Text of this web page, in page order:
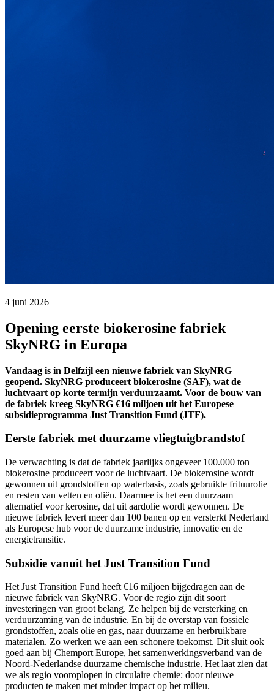
4 juni 2026
Opening eerste biokerosine fabriek
SkyNRG in Europa
Vandaag is in Delfzijl een nieuwe fabriek van SkyNRG
geopend. SkyNRG produceert biokerosine (SAF), wat de
luchtvaart op korte termijn verduurzaamt. Voor de bouw van
de fabriek kreeg SkyNRG €16 miljoen uit het Europese
subsidieprogramma Just Transition Fund (JTF).
Eerste fabriek met duurzame vliegtuigbrandstof
De verwachting is dat de fabriek jaarlijks ongeveer 100.000 ton
biokerosine produceert voor de luchtvaart. De biokerosine wordt
gewonnen uit grondstoffen op waterbasis, zoals gebruikte frituurolie
en resten van vetten en oliën. Daarmee is het een duurzaam
alternatief voor kerosine, dat uit aardolie wordt gewonnen. De
nieuwe fabriek levert meer dan 100 banen op en versterkt Nederland
als Europese hub voor de duurzame industrie, innovatie en de
energietransitie.
Subsidie vanuit het Just Transition Fund
Het Just Transition Fund heeft €16 miljoen bijgedragen aan de
nieuwe fabriek van SkyNRG. Voor de regio zijn dit soort
investeringen van groot belang. Ze helpen bij de versterking en
verduurzaming van de industrie. En bij de overstap van fossiele
grondstoffen, zoals olie en gas, naar duurzame en herbruikbare
materialen. Zo werken we aan een schonere toekomst. Dit sluit ook
goed aan bij Chemport Europe, het samenwerkingsverband van de
Noord-Nederlandse duurzame chemische industrie. Het laat zien dat
we als regio vooroplopen in circulaire chemie: door nieuwe
producten te maken met minder impact op het milieu.